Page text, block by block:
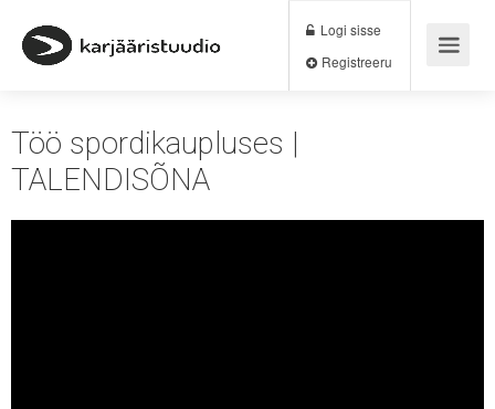
Logi sisse
Registreeru
Töö spordikaupluses |
TALENDISÕNA